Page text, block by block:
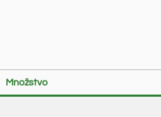
Množstvo